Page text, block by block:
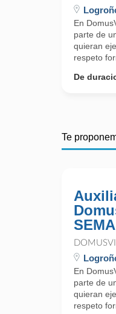
En
parte de
quieran
respeto
De
Te
DOMUSVI
En
parte de
quieran
respeto